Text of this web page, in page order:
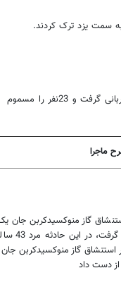
سمت یزد ترک کردند.
طی دو روز اخیر گاز گرفتگی در شهرهای ایران 2 قربانی گرفت و 23نفر را مسموم
ماجرا
گاز منوکسیدکربن جان
را گرفت، در
استنشاق گاز منوکسیدکربن
از دست داد